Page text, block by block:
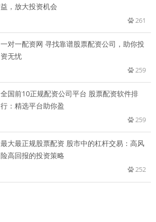
益，放大投资机会
261
一对一配资网 寻找靠谱股票配资公司，助你投
资无忧
259
全国前10正规配资公司平台 股票配资软件排
行：精选平台助你盈
259
最大最正规股票配资 股市中的杠杆交易：高风
险高回报的投资策略
252